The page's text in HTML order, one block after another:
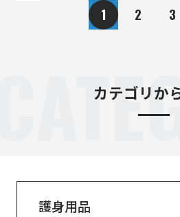
1 2 3
カテゴリか
護身用品